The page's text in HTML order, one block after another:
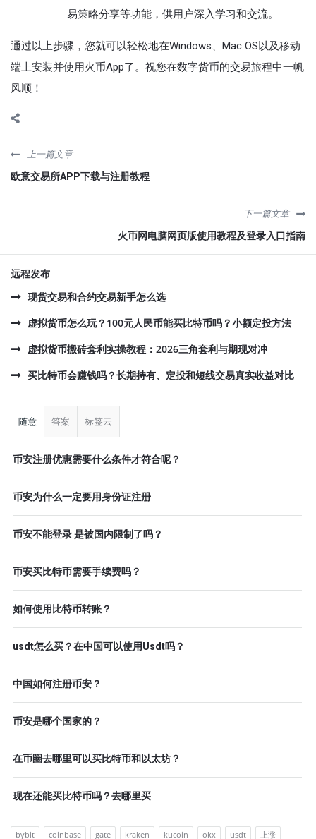
易策略分享等功能，供用户深入学习和交流。
通过以上步骤，您就可以轻松地在Windows、Mac OS以及移动
端上安装并使用火币App了。祝您在数字货币的交易旅程中一帆
风顺！
上一篇文章
欧意交易所APP下载与注册教程
下一篇文章
火币网电脑网页版使用教程及登录入口指南
远程发布
现货交易和合约交易新手怎么选
虚拟货币怎么玩？100元人民币能买比特币吗？小额定投方法
虚拟货币搬砖套利实操教程：2026三角套利与期现对冲
买比特币会赚钱吗？长期持有、定投和短线交易真实收益对比
侧
随意 答案 标签云
币安注册优惠需要什么条件才符合呢？
币安为什么一定要用身份证注册
币安不能登录 是被国内限制了吗？
币安买比特币需要手续费吗？
如何使用比特币转账？
usdt怎么买？在中国可以使用Usdt吗？
中国如何注册币安？
币安是哪个国家的？
在币圈去哪里可以买比特币和以太坊？
现在还能买比特币吗？去哪里买
bybit coinbase gate kraken kucoin okx usdt 上涨